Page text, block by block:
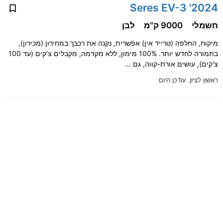
2024' Seres EV-3
ראשון לציון. עודכן היום
חשמלי 9000 ק"מ לבן
מיקוח, החלפה (טרייד אין) אפשרית, נקנה את רכבך במחירון (מכירון),
בתמורה לחדש יותר. 100% מימון, ללא מקדמה, מקבלים צ'קים (עד 100
צ'קים), עושים אורת-קווה, גם …